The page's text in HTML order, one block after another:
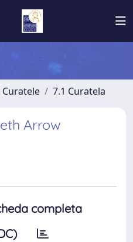
Curatele 7.1 Curatela
Arrow
completa